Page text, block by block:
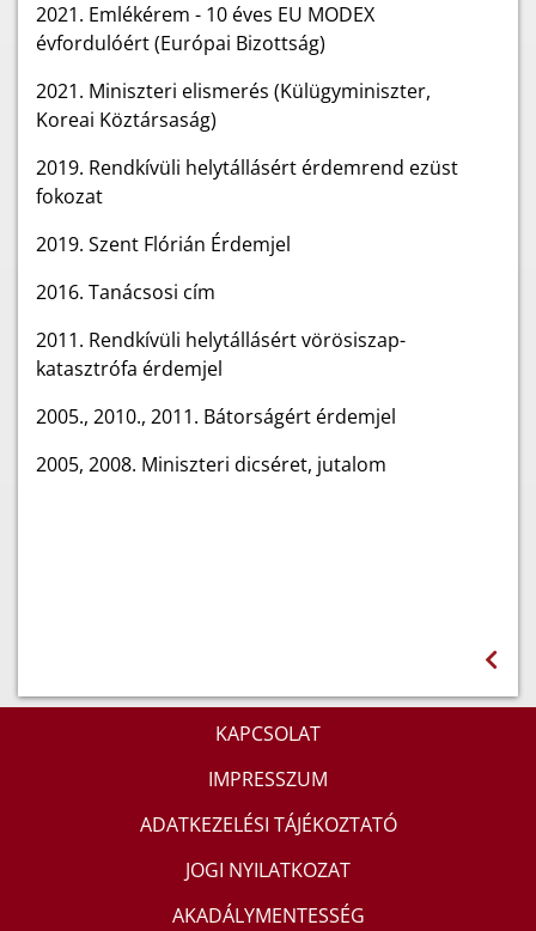
2021. Emlékérem - 10 éves EU MODEX
évfordulóért (Európai Bizottság)
2021. Miniszteri elismerés (Külügyminiszter,
Koreai Köztársaság)
2019. Rendkívüli helytállásért érdemrend ezüst
fokozat
2019. Szent Flórián Érdemjel
2016. Tanácsosi cím
2011. Rendkívüli helytállásért vörösiszap-
katasztrófa érdemjel
2005., 2010., 2011. Bátorságért érdemjel
2005, 2008. Miniszteri dicséret, jutalom
KAPCSOLAT
IMPRESSZUM
ADATKEZELÉSI TÁJÉKOZTATÓ
JOGI NYILATKOZAT
AKADÁLYMENTESSÉG